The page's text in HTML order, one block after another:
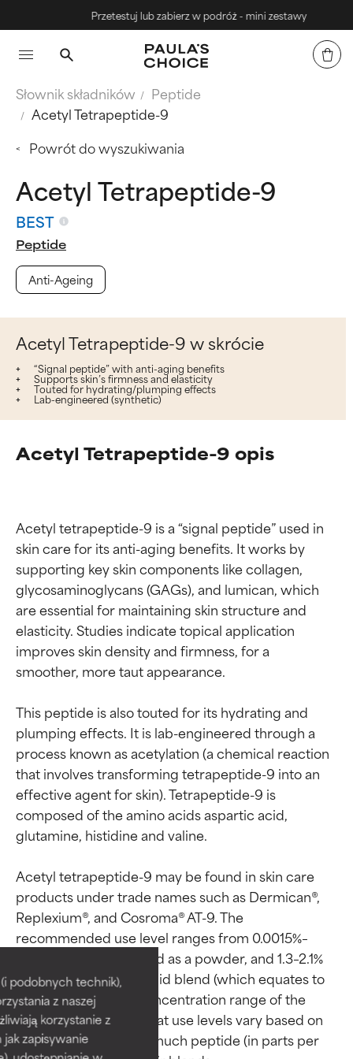
podobnych technik),
z naszej
korzystanie z
zapisywanie
Przetestuj lub zabierz w podróż - mini zestawy
Słownik składników
Peptide
Acetyl Tetrapeptide-9
Powrót do wyszukiwania
Acetyl Tetrapeptide-9
BEST
Peptide
Anti-Ageing
Acetyl Tetrapeptide-9 w skrócie
“Signal peptide” with anti-aging benefits
Supports skin’s firmness and elasticity
Touted for hydrating/plumping effects
Lab-engineered (synthetic)
Acetyl Tetrapeptide-9 opis
Acetyl tetrapeptide-9 is a “signal peptide” used in
skin care for its anti-aging benefits. It works by
supporting key skin components like collagen,
glycosaminoglycans (GAGs), and lumican, which
are essential for maintaining skin structure and
elasticity. Studies indicate topical application
improves skin density and firmness, for a
smoother, more taut appearance.
This peptide is also touted for its hydrating and
plumping effects. It is lab-engineered through a
process known as acetylation (a chemical reaction
that involves transforming tetrapeptide-9 into an
effective agent for skin). Tetrapeptide-9 is
composed of the amino acids aspartic acid,
glutamine, histidine and valine.
Acetyl tetrapeptide-9 may be found in skin care
products under trade names such as Dermican®,
Replexium®, and Cosroma® AT-9. The
recommended use level ranges from 0.0015%–
0.0025% when supplied as a powder, and 1.3–2.1%
when supplied in a liquid blend (which equates to
the recommended concentration range of the
powder form). Note that use levels vary based on
the supplier and how much peptide (in parts per
Oceny składników
BEST
Udowodnione i potwierdzone
przez niezależne badania.
Wyjątkowy składnik aktywny
odpowiedni dla większości
Oceny składników
BEST
Udowodnione i potwierdzone
przez niezależne badania.
Wyjątkowy składnik aktywny
odpowiedni dla większości